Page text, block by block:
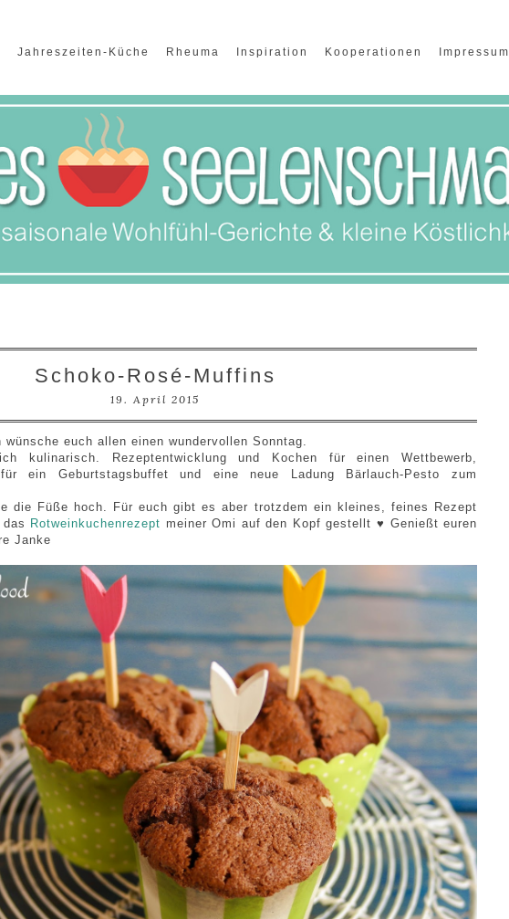
Jahreszeiten-Küche Rheuma Inspiration Kooperationen Impressum
Schoko-Rosé-Muffins
19. April 2015
euch allen einen wundervollen Sonntag.
kulinarisch. Rezeptentwicklung und Kochen für einen Wettbewerb,
für ein Geburtstagsbuffet und eine neue Ladung Bärlauch-Pesto zum
die Füße hoch. Für euch gibt es aber trotzdem ein kleines, feines Rezept
Rotweinkuchenrezept meiner Omi auf den Kopf gestellt ♥ Genießt euren
Janke